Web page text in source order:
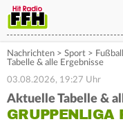
Nachrichten > Sport >
Tabelle & alle Ergebnisse
03.08.2026, 19:27 Uhr
Aktuelle Tabelle &
GRUPPENLIGA